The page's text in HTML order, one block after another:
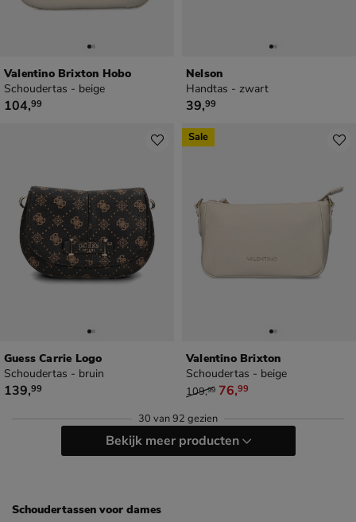
Valentino Brixton Hobo
Schoudertas - beige
€ 104,99
104,99
Nelson
Handtas - zwart
€ 39,99
39,99
Guess Carrie Logo
Schoudertas - bruin
€ 139,99
139,99
Valentino Brixton
Schoudertas - beige
van € 109,99 voor € 76,99
109,99 76,99
Sale
30 van92 gezien
Bekijk meer producten
Schoudertassen voor dames